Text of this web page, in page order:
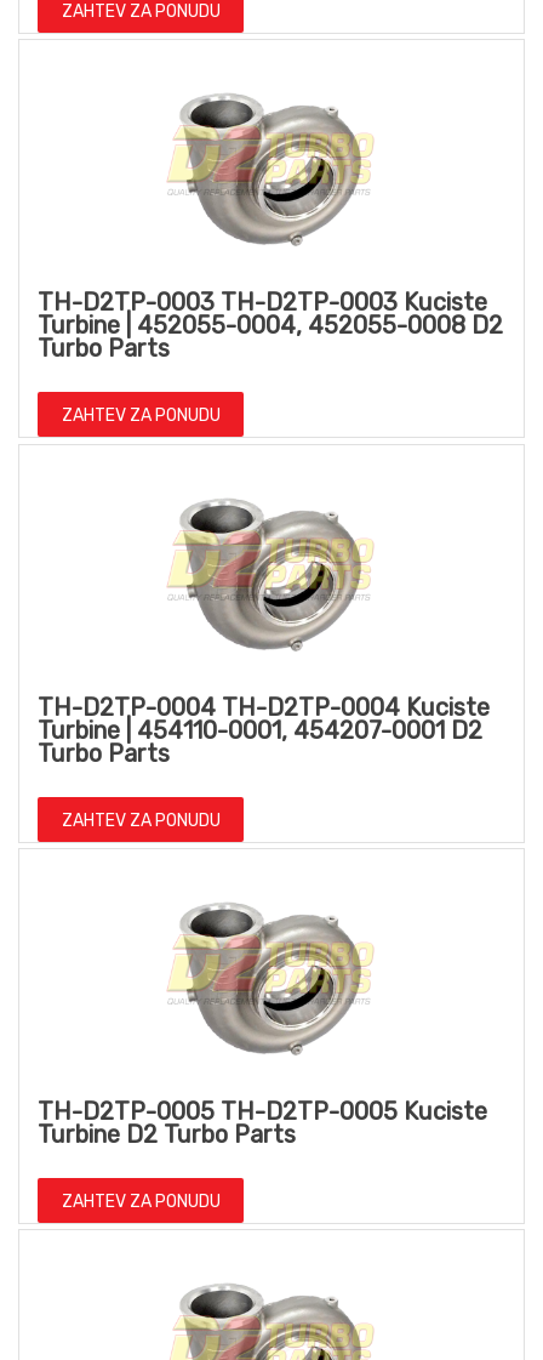
ZAHTEV ZA PONUDU
TH-D2TP-0003 TH-D2TP-0003 Kuciste
Turbine | 452055-0004, 452055-0008 D2
Turbo Parts
ZAHTEV ZA PONUDU
TH-D2TP-0004 TH-D2TP-0004 Kuciste
Turbine | 454110-0001, 454207-0001 D2
Turbo Parts
ZAHTEV ZA PONUDU
TH-D2TP-0005 TH-D2TP-0005 Kuciste
Turbine D2 Turbo Parts
ZAHTEV ZA PONUDU